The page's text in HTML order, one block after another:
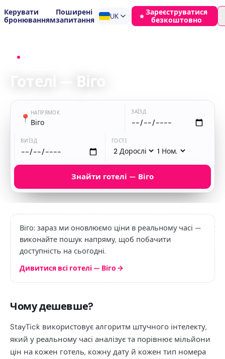
Керувати
бронюванням
Поширені
запитання
UK
Зареєструватися
безкоштовно
Готелі — Віго
📍 НАПРЯМОК
Віго
ЗАЇЗД
ВИЇЗД ГОСТІ
Знайти готелі — Віго
Віго: зараз ми оновлюємо ціни в реальному часі —
виконайте пошук напряму, щоб побачити
доступність на сьогодні.
Дивитися всі готелі — Віго →
Чому дешевше?
StayTick використовує алгоритм штучного інтелекту,
який у реальному часі аналізує та порівнює мільйони
цін на кожен готель, кожну дату й кожен тип номера